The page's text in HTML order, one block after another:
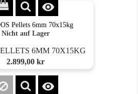

Nicht auf Lager
6MM 70X15KG
Preis
2.899,00 kr
